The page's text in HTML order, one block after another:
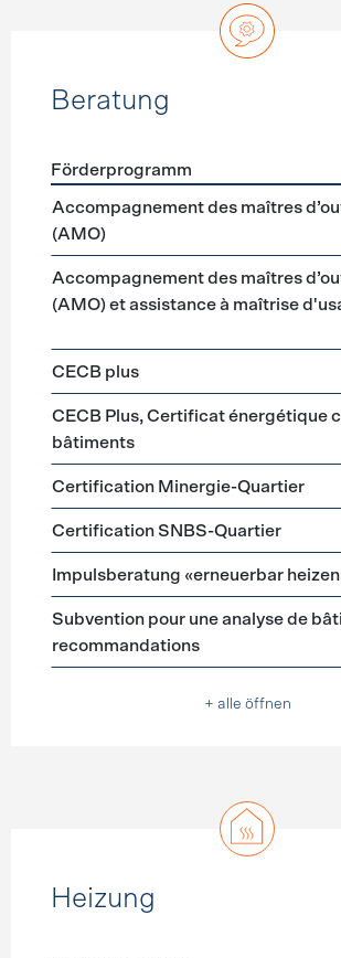
Beratung
Förderprogramme Beratung
Förderprogramm
Accompagnement des maîtres
(AMO)
Accompagnement des maîtres
(AMO) et assistance à maîtrise
CECB plus
CECB Plus, Certificat énergétique
bâtiments
Certification Minergie-Quartier
Certification SNBS-Quartier
Impulsberatung «erneuerbar
Subvention pour une analyse de
recommandations
+ alle öffnen
Heizung